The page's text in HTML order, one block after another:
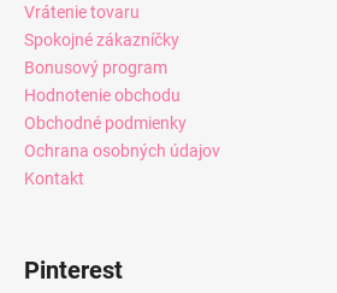
Vrátenie tovaru
Spokojné zákazníčky
Bonusový program
Hodnotenie obchodu
Obchodné podmienky
Ochrana osobných údajov
Kontakt
Pinterest